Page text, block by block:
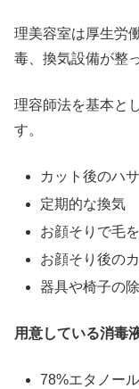
理美容室は厚生労
毒、換気設備が整
理容師法を基本と
す。
カット後のハ
定期的な換気
お顔そりで毛
お顔そり後の
器具や椅子の
用意している消毒
78%エタノール